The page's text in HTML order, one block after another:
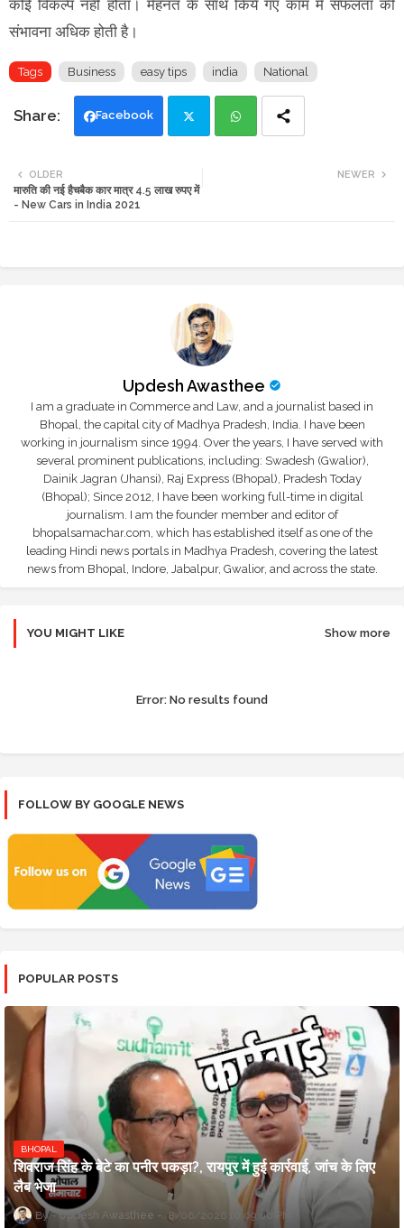
कोई विकल्प नहीं होता। मेहनत के साथ किये गए काम में सफलता की
संभावना अधिक होती है।
Tags Business easy tips india National
Facebook
tte
NEWER
OLDER
मारुति की नई हैचबैक कार मात्र 4.5 लाख रुपए में
- New Cars in India 2021
Updesh Awasthee
I am a graduate in Commerce and Law, and a journalist based in
Bhopal, the capital city of Madhya Pradesh, India. I have been
working in journalism since 1994. Over the years, I have served with
several prominent publications, including: Swadesh (Gwalior),
Dainik Jagran (Jhansi), Raj Express (Bhopal), Pradesh Today
(Bhopal); Since 2012, I have been working full-time in digital
journalism. I am the founder member and editor of
bhopalsamachar.com, which has established itself as one of the
leading Hindi news portals in Madhya Pradesh, covering the latest
news from Bhopal, Indore, Jabalpur, Gwalior, and across the state.
YOU MIGHT LIKE Show more
Error: No results found
FOLLOW BY GOOGLE NEWS
POPULAR POSTS
BHOPAL
शिवराज सिंह के बेटे का पनीर पकड़ा?, रायपुर में हुई कार्रवाई, जांच के लिए
लैब भेजा
Updesh Awasthee 8/06/2026 10:09:00 PM